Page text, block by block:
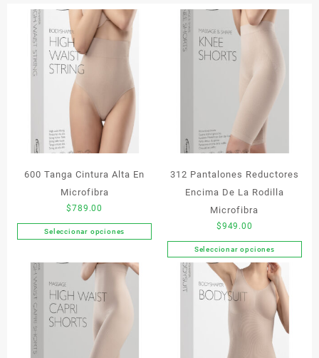
600 Tanga Cintura Alta En
Microfibra
$789.00
Seleccionar opciones
Este
tiene
múltiples
variantes.
opciones
pueden
312 Pantalones Reductores
Encima De La Rodilla
Microfibra
$949.00
Seleccionar opciones
Este
producto
tiene
múltiples
variantes.
opciones